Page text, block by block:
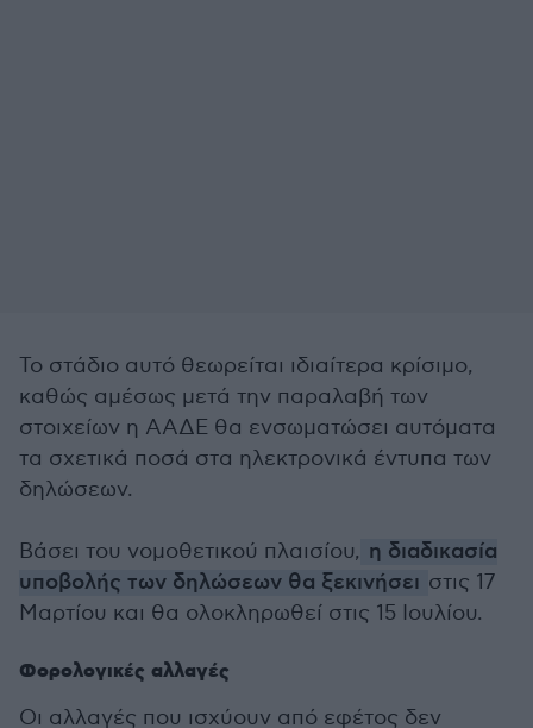
Το στάδιο αυτό θεωρείται ιδιαίτερα κρίσιμο,
καθώς αμέσως μετά την παραλαβή των
στοιχείων η ΑΑΔΕ θα ενσωματώσει αυτόματα
τα σχετικά ποσά στα ηλεκτρονικά έντυπα των
δηλώσεων.
Βάσει του νομοθετικού πλαισίου, η διαδικασία
υποβολής των δηλώσεων θα ξεκινήσει στις 17
Μαρτίου και θα ολοκληρωθεί στις 15 Ιουλίου.
Φορολογικές αλλαγές
Οι αλλαγές που ισχύουν από εφέτος δεν